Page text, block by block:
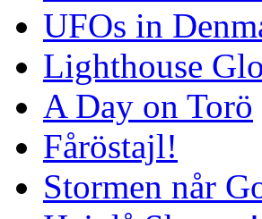
UFOs in
Lighthouse
A Day on Torö
Fåröstajl!
Stormen når